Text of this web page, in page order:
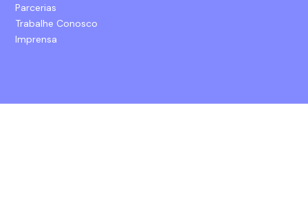
Parcerias
Trabalhe Conosco
Imprensa